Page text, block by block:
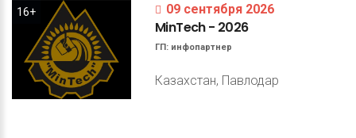
16+ 09 сентября 2026
MinTech- 2026
ГП: инфопартнер
Казахстан, Павлодар